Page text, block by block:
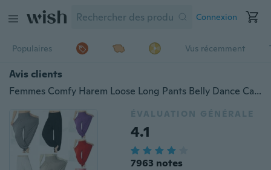
Connexion
Populaires Vus récemment
Avis clients
Femmes Comfy Harem Loose Long Pants Belly Dance Casual Boho Wide Trousers (plus de belles couleurs sont disponibles maintenant)
ÉVALUATION GÉNÉRALE
4.1
7963 notes